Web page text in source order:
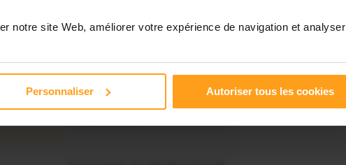
notre site Web, améliorer votre expérience de navigation et analyser
Personnaliser Autoriser tous les cookies
Disponible de 00:00 à 00:30
Disponible de 00:00 à 00:00
Disponible de 00:00 à 00:00
les
?